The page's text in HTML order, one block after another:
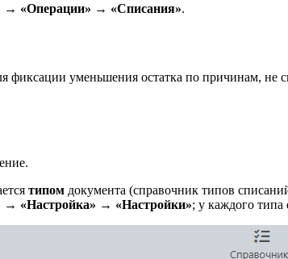
→ «Операции» → «Списания».
фиксации уменьшения остатка по причинам, не
типом документа (справочник типов
→ «Настройка» → «Настройки»; у каждого типа